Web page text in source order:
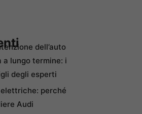
dell’auto
a lungo termine: i
degli esperti
perché
Audi